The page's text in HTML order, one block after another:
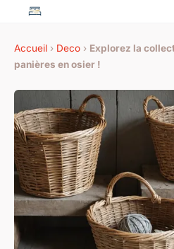
Accueil › Deco › Explorez la
panières en osier !